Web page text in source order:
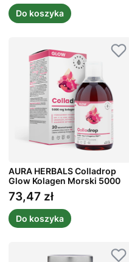
Do koszyka
AURA HERBALS Colladrop
Glow Kolagen Morski 5000
mg W Płynie 500 ml
Cena
73,47 zł
Do koszyka